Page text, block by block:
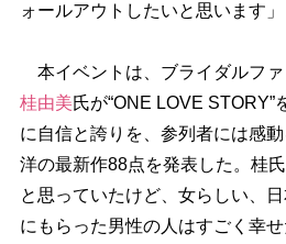
ォールアウトしたいと思います」
本イベントは、ブライダルファ
桂由美氏が“ONE LOVE
に自信と誇りを、参列者には感
洋の最新作88点を発表した。桂
と思っていたけど、女らしい、
にもらった男性の人はすごく幸